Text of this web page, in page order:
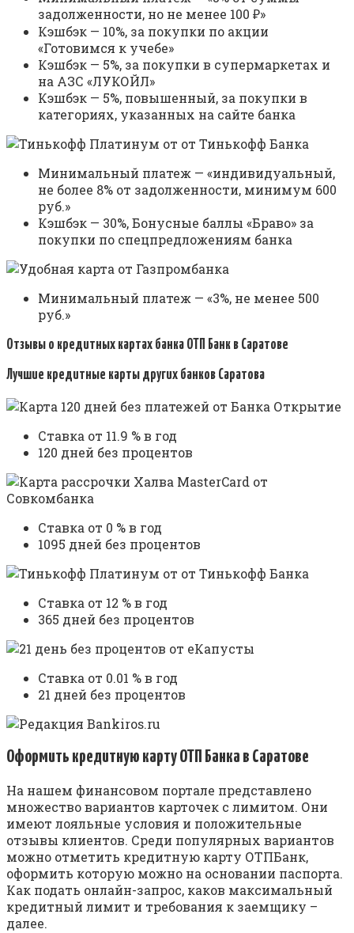
задолженности, но не менее 100 ₽»
Кэшбэк — 10%, за покупки по акции
«Готовимся к учебе»
Кэшбэк — 5%, за покупки в супермаркетах и
на АЗС «ЛУКОЙЛ»
Кэшбэк — 5%, повышенный, за покупки в
категориях, указанных на сайте банка
Минимальный платеж — «индивидуальный,
не более 8% от задолженности, минимум 600
руб.»
Кэшбэк — 30%, Бонусные баллы «Браво» за
покупки по спецпредложениям банка
Минимальный платеж — «3%, не менее 500
руб.»
Отзывы о кредитных картах банка ОТП Банк в Саратове
Лучшие кредитные карты других банков Саратова
Ставка от 11.9 % в год
120 дней без процентов
Ставка от 0 % в год
1095 дней без процентов
Ставка от 12 % в год
365 дней без процентов
Ставка от 0.01 % в год
21 дней без процентов
Оформить кредитную карту ОТП Банка в Саратове
На нашем финансовом портале представлено
множество вариантов карточек с лимитом. Они
имеют лояльные условия и положительные
отзывы клиентов. Среди популярных вариантов
можно отметить кредитную карту ОТПБанк,
оформить которую можно на основании паспорта.
Как подать онлайн-запрос, каков максимальный
кредитный лимит и требования к заемщику –
далее.